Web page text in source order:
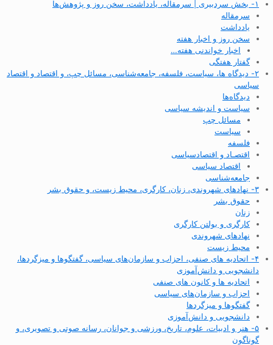
۱- بخش سردبیری | سرمقاله، یادداشت، سخن روز و پژوهش‌ها
سرمقاله
یادداشت
سخن روز و اخبار هفته
اخبار خواندنی هفته…
گفتار هفتگی
۲- دیدگاه ها، سیاست، فلسفه، جامعه‌شناسی، مسائل چپ، و اقتصاد و اقتصاد
سیاسی
دیدگاه‌ها
سیاست و اندیشه سیاسی
مسائل چپ
سیاست
فلسفه
اقتصـاد و اقتصاد‌سیاسی
اقتصاد سیاسی
جامعه‌شناسی
۳- نهادهای شهروندی، زنان، کارگری، محیط زیست، و حقوق بشر
حقوق بشر
زنان
کارگری و بولتن کارگری
نهادهای شهروندی
محیط زیست
۴- اتحادیه های صنفی، احزاب و سازمان‌های سیاسی، گفتگوها و میزگردها،
دانشجویی و دانش‌آموزی
اتحادیه ها و کانون های صنفی
احزاب و سازمان‌های سیاسی
گفتگوها و میزگردها
دانشجویی و دانش‌آموزی
۵- هنر و ادبیات، علوم، تاریخ، ورزشی و جوانان، رسانه صوتی و تصویری، و
گوناگون